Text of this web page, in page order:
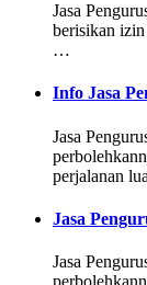
Jasa
berisikan
…
Info Jasa
Jasa
perjalanan
Jasa
Jasa